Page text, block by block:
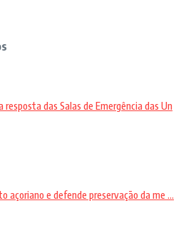
das Salas de Emergência das Un
açoriano e defende preservação da me ...